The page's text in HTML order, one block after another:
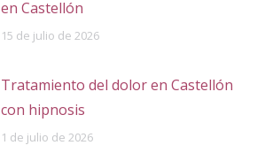
en Castellón
15 de julio de 2026
Tratamiento del dolor en Castellón
con hipnosis
1 de julio de 2026